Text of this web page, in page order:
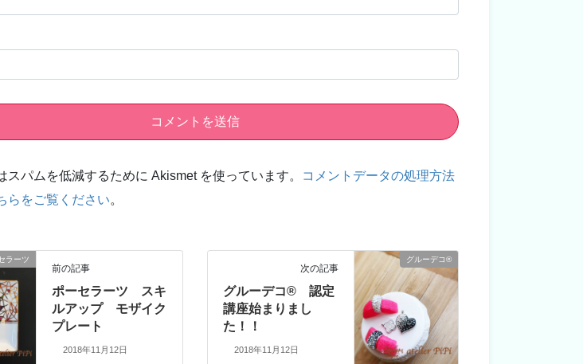
スパムを低減するために Akismet を使っています。 コメントデータの処理方法
らをご覧ください。
ラーツ
前の記事
ポーセラーツ スキ
ルアップ モザイク
プレート
2018年11月12日
グルーデコ®
次の記事
グルーデコ® 認定
講座始まりまし
た！！
2018年11月12日